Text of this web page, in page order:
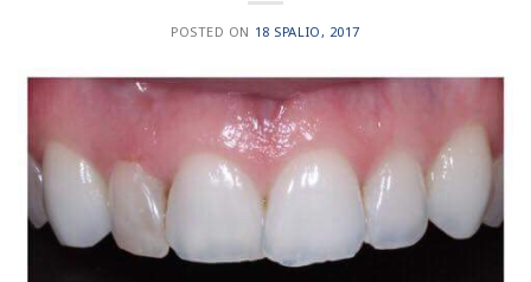
POSTED ON 18 SPALIO, 2017